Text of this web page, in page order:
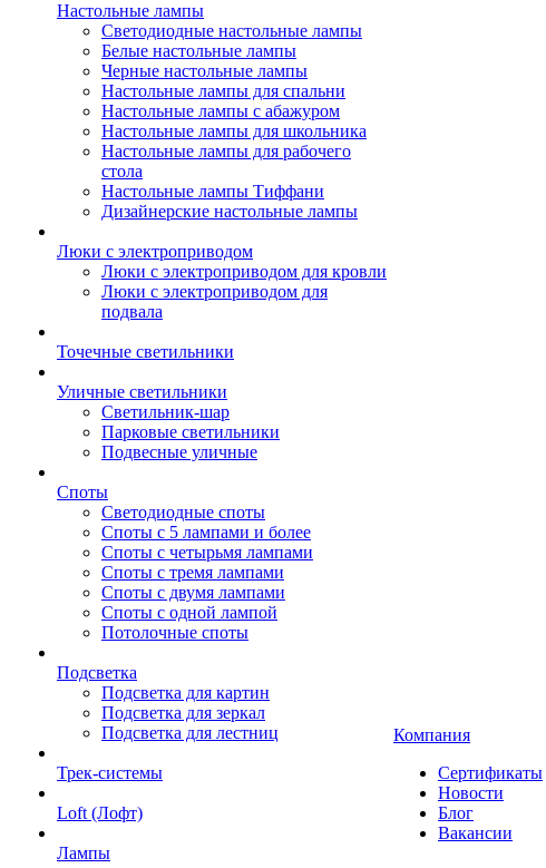
Настольные лампы
Светодиодные настольные лампы
Белые настольные лампы
Черные настольные лампы
Настольные лампы для спальни
Настольные лампы с абажуром
Настольные лампы для школьника
Настольные лампы для рабочего
стола
Настольные лампы Тиффани
Дизайнерские настольные лампы
Люки с электроприводом
Люки с электроприводом для кровли
Люки с электроприводом для
подвала
Точечные светильники
Уличные светильники
Светильник-шар
Парковые светильники
Подвесные уличные
Споты
Светодиодные споты
Споты с 5 лампами и более
Споты с четырьмя лампами
Споты с тремя лампами
Споты с двумя лампами
Споты с одной лампой
Потолочные споты
Подсветка
Подсветка для картин
Подсветка для зеркал
Подсветка для лестниц
Трек-системы
Loft (Лофт)
Лампы
Компания
Сертификаты
Новости
Блог
Вакансии